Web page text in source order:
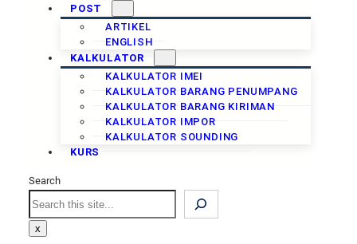
POST
ARTIKEL
ENGLISH
KALKULATOR
KALKULATOR IMEI
KALKULATOR BARANG PENUMPANG
KALKULATOR BARANG KIRIMAN
KALKULATOR IMPOR
KALKULATOR SOUNDING
KURS
Search
x